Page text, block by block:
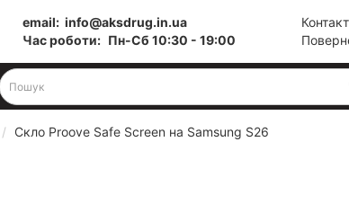
email: info@aksdrug.in.ua
Час роботи: Пн-Cб 10:30 - 19:00
Скло Proove Safe Screen на Samsung S26